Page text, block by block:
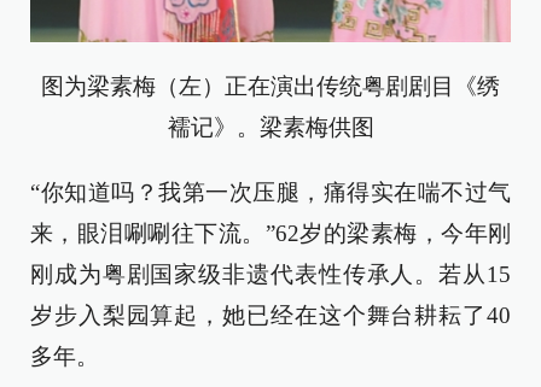
图为梁素梅（左）正在演出传统粤剧剧目《绣
襦记》。梁素梅供图
“你知道吗？我第一次压腿，痛得实在喘不过气
来，眼泪唰唰往下流。”62岁的梁素梅，今年刚
刚成为粤剧国家级非遗代表性传承人。若从15
岁步入梨园算起，她已经在这个舞台耕耘了40
多年。